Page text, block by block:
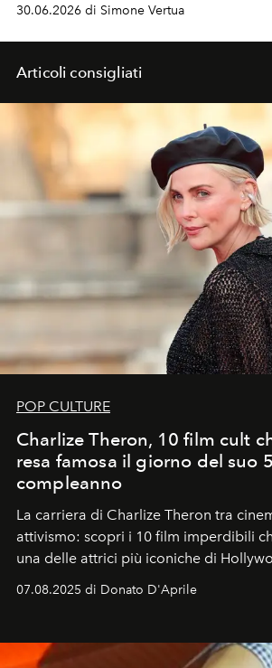
qualità artigianale della borsa Bonnie,
spazi nasce e prende forma.
30.06.2026 di Simone Vertua
Articoli consigliati
POP CULTURE
Charlize Theron, 10 film cult
resa famosa il giorno del suo
compleanno
La carriera di Charlize Theron tra
attivismo: scopri i 10 film imperdibili
una delle attrici più iconiche di
07.08.2025 di Donato D'Aprile